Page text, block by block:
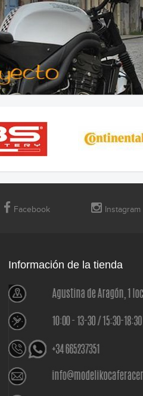
Facebook Instagram
Información de la tienda